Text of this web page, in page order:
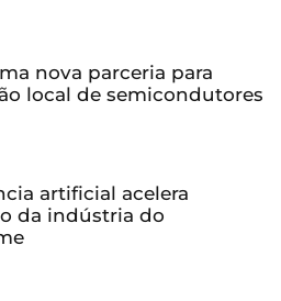
nova parceria para
local de semicondutores
artificial acelera
da indústria do